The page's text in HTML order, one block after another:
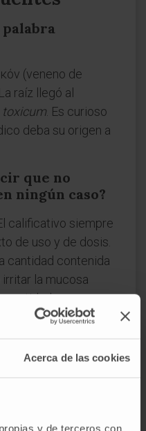
Acerca de las cookies
y de terceros con
(veneno de
raíz llegó al
toxicum . Es curioso
deba su origen a
que no
ningún caso?
calificativo siempre
de uso y de dosis.
cantidad contenida
la mucosa
cantidades muy
que inocuo?
no idénticos.
inocuo no solo